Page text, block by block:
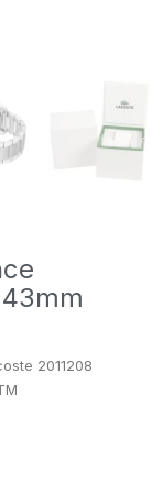
2011208